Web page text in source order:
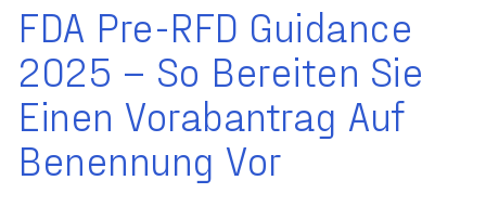
FDA Pre-RFD Guidance
2025 – So Bereiten Sie
Einen Vorabantrag Auf
Benennung Vor